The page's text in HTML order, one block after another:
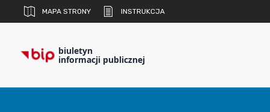
MAPA STRONY INSTRUKCJA
biuletyn
informacji publicznej